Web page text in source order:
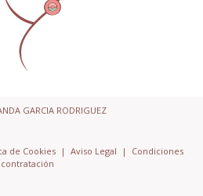
GARCIA RODRIGUEZ
de Cookies | Aviso Legal | Condiciones
contratación